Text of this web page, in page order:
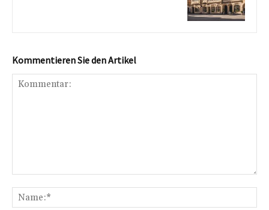
Kommentieren Sie den Artikel